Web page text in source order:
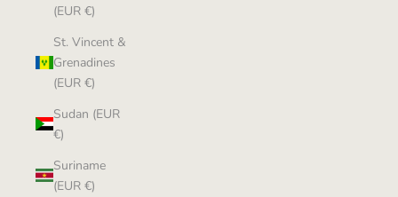
(EUR €)
St. Vincent &
Grenadines
(EUR €)
Sudan (EUR
€)
Suriname
(EUR €)